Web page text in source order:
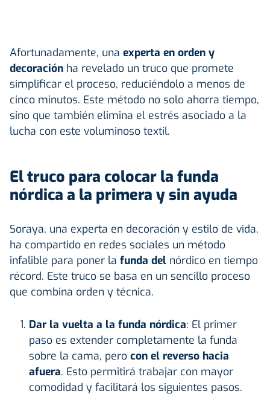
Afortunadamente, una experta en orden y
decoración ha revelado un truco que promete
simplificar el proceso, reduciéndolo a menos de
cinco minutos. Este método no solo ahorra tiempo,
sino que también elimina el estrés asociado a la
lucha con este voluminoso textil.
El truco para colocar la funda
nórdica a la primera y sin ayuda
Soraya, una experta en decoración y estilo de vida,
ha compartido en redes sociales un método
infalible para poner la funda del nórdico en tiempo
récord. Este truco se basa en un sencillo proceso
que combina orden y técnica.
Dar la vuelta a la funda nórdica: El primer
paso es extender completamente la funda
sobre la cama, pero con el reverso hacia
afuera. Esto permitirá trabajar con mayor
comodidad y facilitará los siguientes pasos.